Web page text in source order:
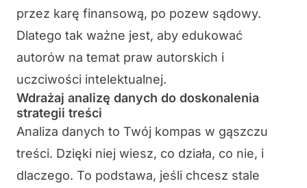
przez karę finansową, po pozew sądowy.
Dlatego tak ważne jest, aby edukować
autorów na temat praw autorskich i
uczciwości intelektualnej.
Wdrażaj analizę danych do doskonalenia
strategii treści
Analiza danych to Twój kompas w gąszczu
treści. Dzięki niej wiesz, co działa, co nie, i
dlaczego. To podstawa, jeśli chcesz stale